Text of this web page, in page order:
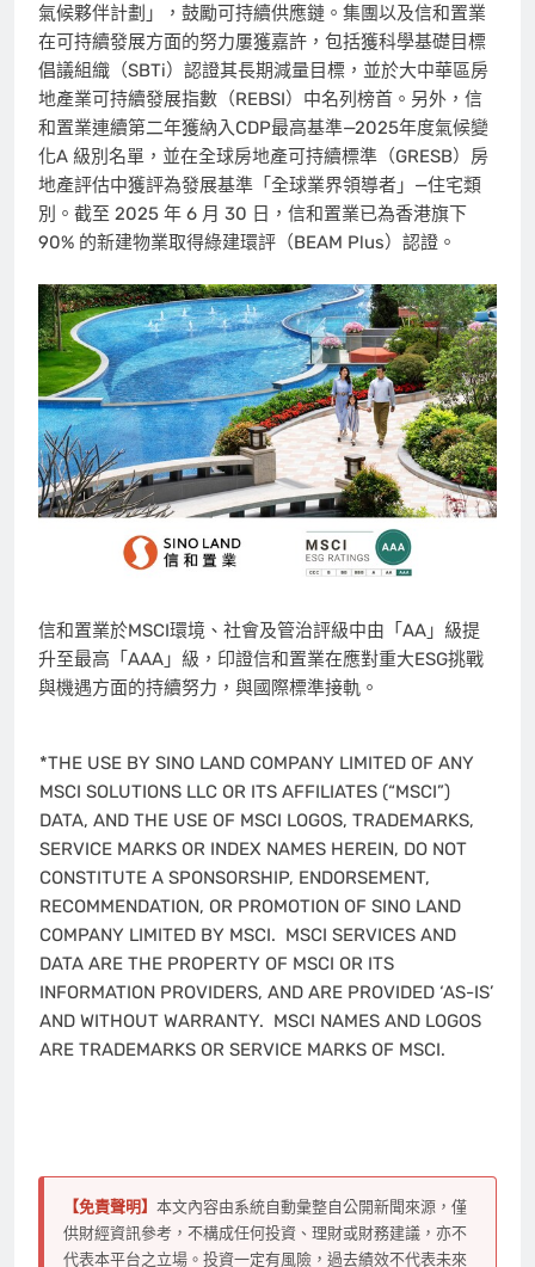
氣候夥伴計劃」，鼓勵可持續供應鏈。集團以及信和置業
在可持續發展方面的努力屢獲嘉許，包括獲科學基礎目標
倡議組織（SBTi）認證其長期減量目標，並於大中華區房
地產業可持續發展指數（REBSI）中名列榜首。另外，信
和置業連續第二年獲納入CDP最高基準—2025年度氣候變
化A 級別名單，並在全球房地產可持續標準（GRESB）房
地產評估中獲評為發展基準「全球業界領導者」—住宅類
別。截至 2025 年 6 月 30 日，信和置業已為香港旗下
90% 的新建物業取得綠建環評（BEAM Plus）認證。
信和置業於MSCI環境、社會及管治評級中由「AA」級提
升至最高「AAA」級，印證信和置業在應對重大ESG挑戰
與機遇方面的持續努力，與國際標準接軌。
*THE USE BY SINO LAND COMPANY LIMITED OF ANY
MSCI SOLUTIONS LLC OR ITS AFFILIATES (“MSCI”)
DATA, AND THE USE OF MSCI LOGOS, TRADEMARKS,
SERVICE MARKS OR INDEX NAMES HEREIN, DO NOT
CONSTITUTE A SPONSORSHIP, ENDORSEMENT,
RECOMMENDATION, OR PROMOTION OF SINO LAND
COMPANY LIMITED BY MSCI. MSCI SERVICES AND
DATA ARE THE PROPERTY OF MSCI OR ITS
INFORMATION PROVIDERS, AND ARE PROVIDED ‘AS-IS’
AND WITHOUT WARRANTY. MSCI NAMES AND LOGOS
ARE TRADEMARKS OR SERVICE MARKS OF MSCI.
【免責聲明】 本文內容由系統自動彙整自公開新聞來源，僅
供財經資訊參考，不構成任何投資、理財或財務建議，亦不
代表本平台之立場。投資一定有風險，過去績效不代表未來